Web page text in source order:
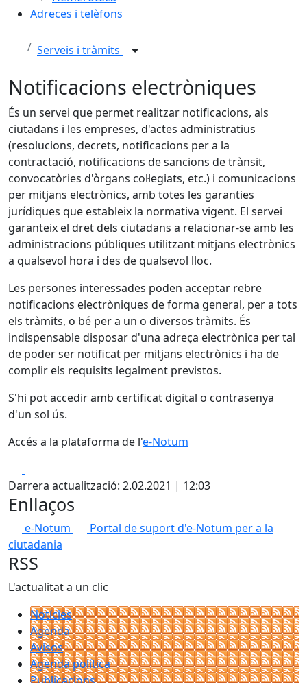
Adreces i telèfons
Serveis i tràmits
Notificacions electròniques
És un servei que permet realitzar notificacions, als
ciutadans i les empreses, d'actes administratius
(resolucions, decrets, notificacions per a la
contractació, notificacions de sancions de trànsit,
convocatòries d'òrgans col·legiats, etc.) i comunicacions
per mitjans electrònics, amb totes les garanties
jurídiques que estableix la normativa vigent. El servei
garanteix el dret dels ciutadans a relacionar-se amb les
administracions públiques utilitzant mitjans electrònics
a qualsevol hora i des de qualsevol lloc.
Les persones interessades poden acceptar rebre
notificacions electròniques de forma general, per a tots
els tràmits, o bé per a un o diversos tràmits. És
indispensable disposar d'una adreça electrònica per tal
de poder ser notificat per mitjans electrònics i ha de
complir els requisits legalment previstos.
S'hi pot accedir amb certificat digital o contrasenya
d'un sol ús.
Accés a la plataforma de l'e-Notum
Darrera actualització: 2.02.2021 | 12:03
Enllaços
e-Notum
Portal de suport d'e-Notum per a la
ciutadania
RSS
L'actualitat a un clic
Notícies
Agenda
Avisos
Agenda política